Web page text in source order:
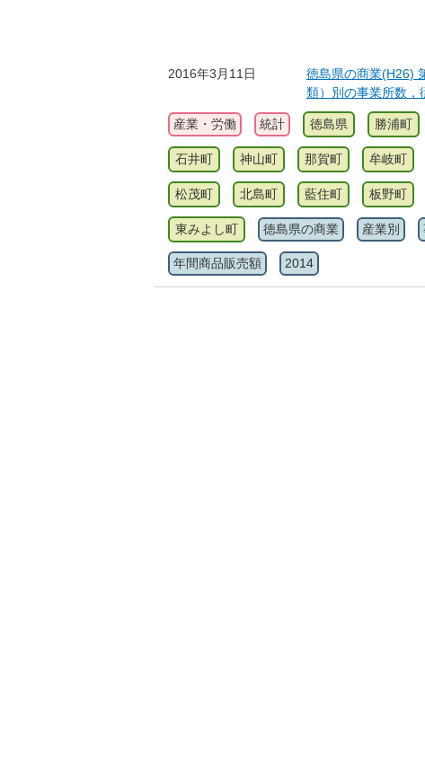
2016年3月11日
徳島県の商業(H26)
類）別の事業所数，
産業・労働 統計 徳島県 勝浦町
石井町 神山町 那賀町 牟岐町
松茂町 北島町 藍住町 板野町
東みよし町 徳島県の商業 産業別
年間商品販売額 2014